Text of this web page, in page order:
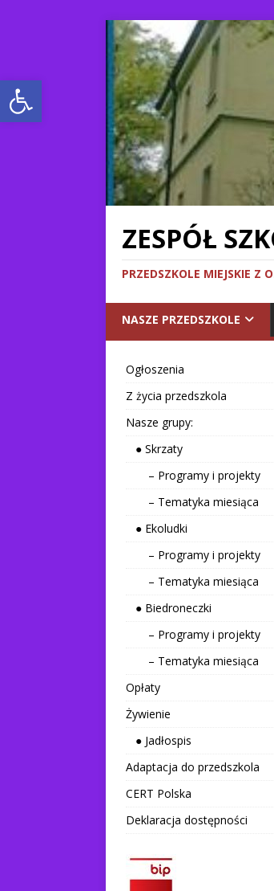
Otwórz pasek narzędzi
ZESPÓŁ
PRZEDSZKOLE MIEJSKIE Z
NASZE PRZEDSZKOLE
Ogłoszenia
Z życia przedszkola
Nasze grupy:
● Skrzaty
– Programy i projekty
– Tematyka miesiąca
● Ekoludki
– Programy i projekty
– Tematyka miesiąca
● Biedroneczki
– Programy i projekty
– Tematyka miesiąca
Opłaty
Żywienie
● Jadłospis
Adaptacja do przedszkola
CERT Polska
Deklaracja dostępności